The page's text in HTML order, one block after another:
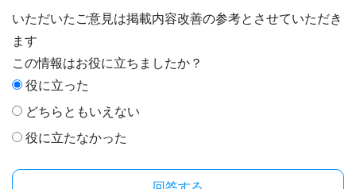
いただいたご意見は掲載内容改善の参考とさせていただき
ます
この情報はお役に立ちましたか？
役に立った
どちらともいえない
役に立たなかった